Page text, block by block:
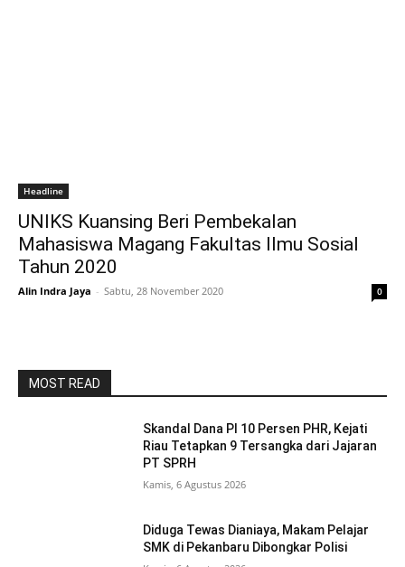
Headline
UNIKS Kuansing Beri Pembekalan
Mahasiswa Magang Fakultas Ilmu Sosial
Tahun 2020
Alin Indra Jaya - Sabtu, 28 November 2020 0
MOST READ
Skandal Dana PI 10 Persen PHR, Kejati
Riau Tetapkan 9 Tersangka dari Jajaran
PT SPRH
Kamis, 6 Agustus 2026
Diduga Tewas Dianiaya, Makam Pelajar
SMK di Pekanbaru Dibongkar Polisi